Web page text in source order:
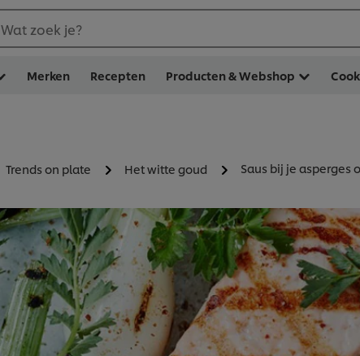
Wat zoek je?
Merken Recepten Producten & Webshop
Trends on plate Het witte goud Saus bij je asperges